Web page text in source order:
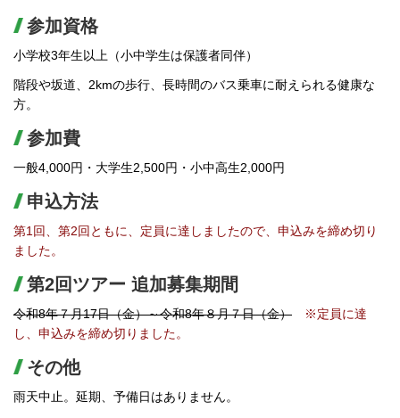
参加資格
小学校3年生以上（小中学生は保護者同伴）
階段や坂道、2kmの歩行、長時間のバス乗車に耐えられる健康な
方。
参加費
一般4,000円・大学生2,500円・小中高生2,000円
申込方法
第1回、第2回ともに、定員に達しましたので、申込みを締め切り
ました。
第2回ツアー 追加募集期間
令和8年７月17日（金）～令和8年８月７日（金）
※定員に達
し、申込みを締め切りました。
その他
雨天中止。延期、予備日はありません。